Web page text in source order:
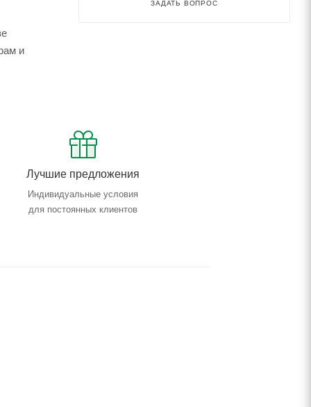
и
Лучшие предложения
Индивидуальные условия
для постоянных клиентов
ЗАДАТЬ ВОПРОС